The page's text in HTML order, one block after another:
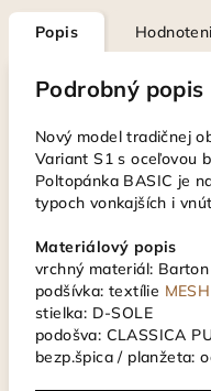
Popis
Podrobný popis
Nový model tradičnej
Variant S1 s oceľovou
Poltopánka BASIC je
typoch vonkajších i
Materiálový popis
vrchný materiál:
podšívka: textílie MESH
stielka: D-SOLE
podošva: CLASSICA
bezp.špica / planžeta: